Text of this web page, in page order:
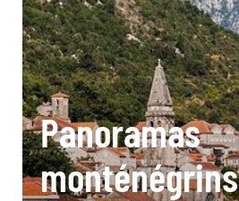
Panoramas
monténégrins